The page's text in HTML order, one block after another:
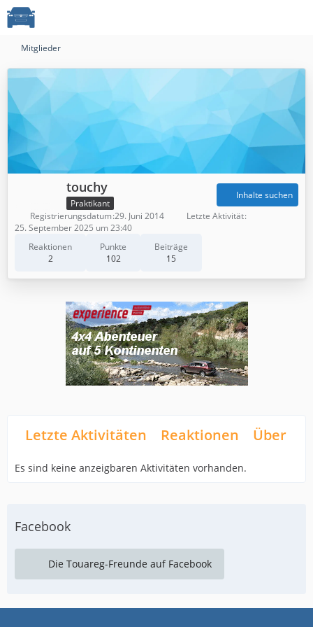
Mitglieder
touchy
Praktikant
Reaktionen
2
Punkte
102
Beiträge
15
Inhalte suchen
Registrierungsdatum 29. Juni 2014
Letzte Aktivität
25. September 2025 um 23:40
Letzte Aktivitäten Reaktionen Über
Es sind keine anzeigbaren Aktivitäten vorhanden.
Facebook
Die Touareg-Freunde auf Facebook